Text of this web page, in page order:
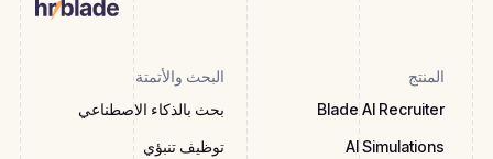
المنتج
Blade AI Recruiter
AI Simulations
البحث والأتمتة
بحث بالذكاء الاصطناعي
توظيف تنبؤي